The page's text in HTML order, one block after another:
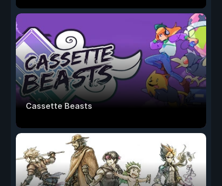
Cassette Beasts